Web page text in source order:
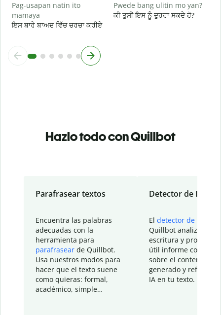
Pag-usapan natin ito
mamaya
ਇਸ ਬਾਰੇ ਬਾਅਦ ਵਿੱਚ ਚਰਚਾ ਕਰੀਏ
Pwede bang ulitin mo yan?
ਕੀ ਤੁਸੀਂ ਇਸ ਨੂੰ ਦੁਹਰਾ ਸਕਦੇ ਹੋ?
Hazlo todo con Quillbot
Parafrasear textos
Encuentra las palabras
adecuadas con la
herramienta para
parafrasear de Quillbot.
Usa nuestros modos para
hacer que el texto suene
como quieras: formal,
académico, simple…
Detector de IA
El detector de IA
Quillbot analiza tu
escritura y
útil informe con
sobre el contenido
generado y refinado
IA en tu texto.